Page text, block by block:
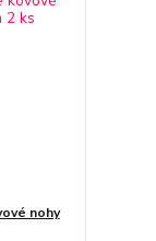
nohy